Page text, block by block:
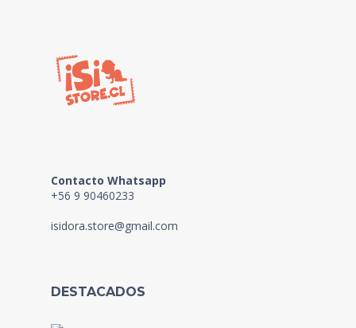
Contacto Whatsapp
+56 9 90460233
isidora.store@gmail.com
DESTACADOS